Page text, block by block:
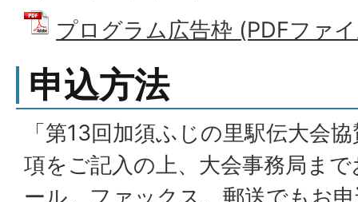
プログラム広告枠 (PDFファ
申込方法
「第13回加須ふじの里駅伝大会
項をご記入の上、大会事務局ま